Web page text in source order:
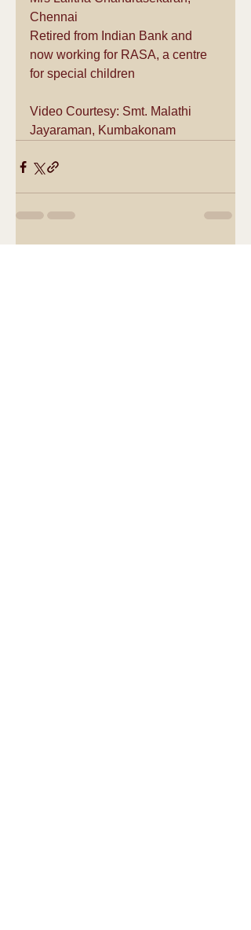
Chennai
Retired from Indian Bank and
now working for RASA, a centre
for special children
Video Courtesy: Smt. Malathi
Jayaraman, Kumbakonam